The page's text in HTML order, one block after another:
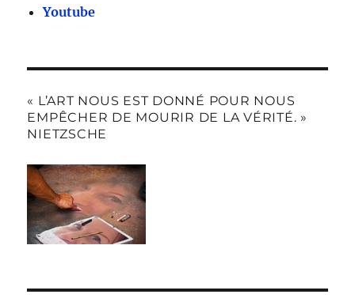
Youtube
« L’ART NOUS EST DONNÉ POUR NOUS
EMPÊCHER DE MOURIR DE LA VÉRITÉ. »
NIETZSCHE